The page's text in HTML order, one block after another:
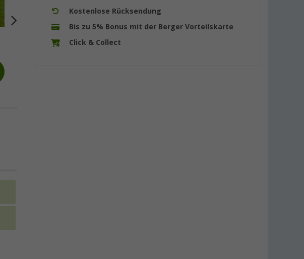
Kostenlose Rücksendung
Bis zu 5% Bonus mit der Berger Vorteilskarte
Click & Collect
Kuppelzelt für 3 Personen